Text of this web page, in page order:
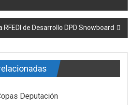
RFEDI de Desarrollo DPD Snowboard
Deputación